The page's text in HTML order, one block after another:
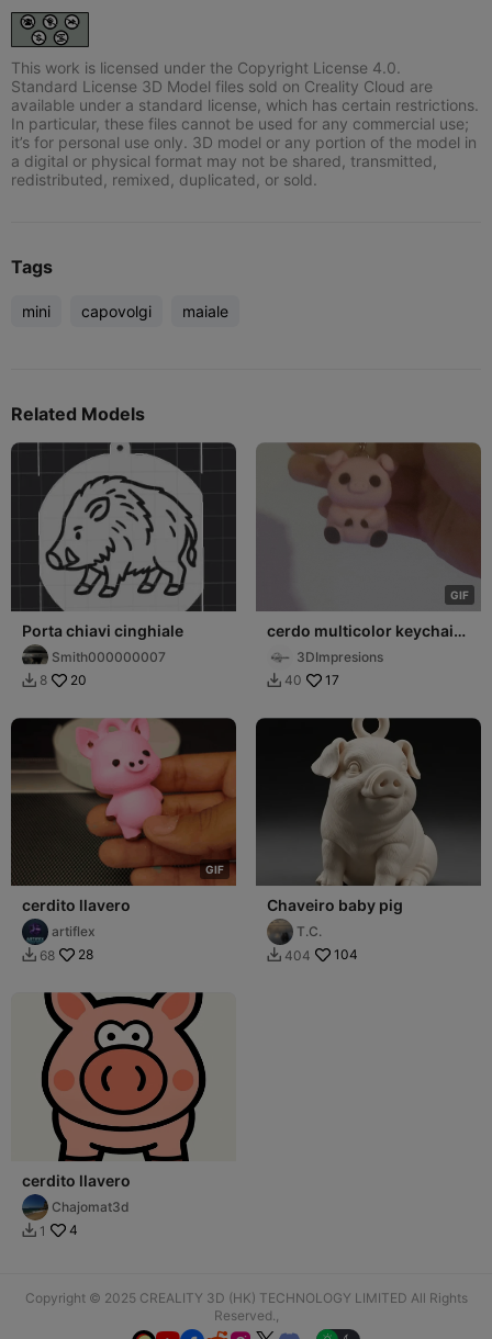
This work is licensed under the Copyright License 4.0.
Standard License 3D Model files sold on Creality Cloud are
available under a standard license, which has certain restrictions.
In particular, these files cannot be used for any commercial use;
it’s for personal use only. 3D model or any portion of the model in
a digital or physical format may not be shared, transmitted,
redistributed, remixed, duplicated, or sold.
Tags
mini capovolgi maiale
Related Models
Porta chiavi cinghiale
Smith000000007
 8 20
GIF
cerdo multicolor keychain
o miniatura
3DImpresions
 40 17
GIF
cerdito llavero
artiflex
 68 28
Chaveiro baby pig
T.C.
 404 104
cerdito llavero
Chajomat3d
 1 4
Copyright © 2025 CREALITY 3D (HK) TECHNOLOGY LIMITED All Rights
Reserved.,